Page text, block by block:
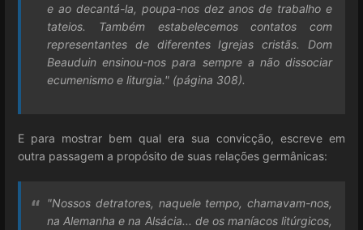
e ao decantá-la, poupa-nos dez anos de trabalho e
tateios. Também estabelecemos contatos com
representantes de diferentes Igrejas cristãs. Dom
Beauduin ensinou-nos para sempre a não dissociar
ecumenismo e liturgia." (página 308).
E para mostrar bem qual era sua convicção, escreve em
outra passagem a propósito de suas relações germânicas:
"Nossos detratores, naquele tempo, chamavam-nos,
na Alemanha e na Alsácia... de os maníacos litúrgicos,